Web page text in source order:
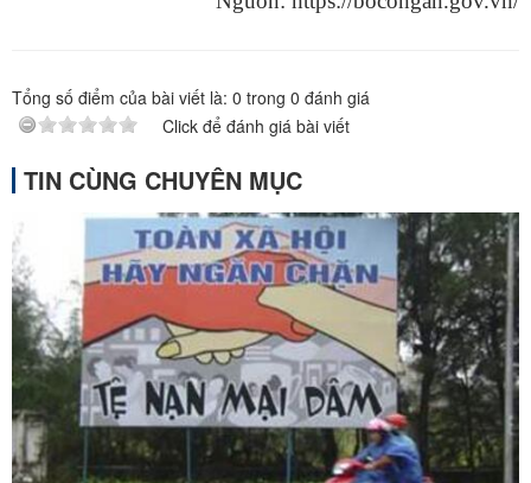
Tổng số điểm của bài viết là: 0 trong 0 đánh giá
Click để đánh giá bài viết
TIN CÙNG CHUYÊN MỤC